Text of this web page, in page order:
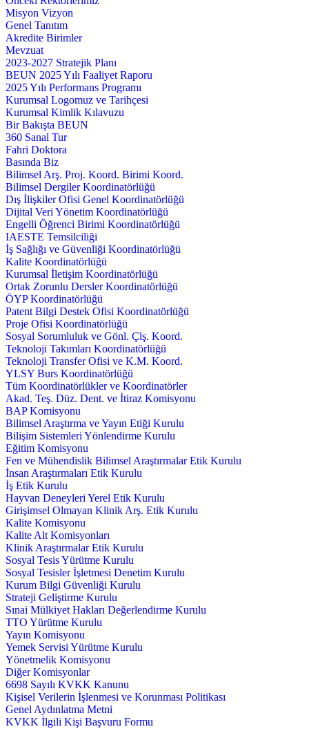
Misyon Vizyon
Genel Tanıtım
Akredite Birimler
Mevzuat
2023-2027 Stratejik Planı
BEUN 2025 Yılı Faaliyet Raporu
2025 Yılı Performans Programı
Kurumsal Logomuz ve Tarihçesi
Kurumsal Kimlik Kılavuzu
Bir Bakışta BEUN
360 Sanal Tur
Fahri Doktora
Basında Biz
Bilimsel Arş. Proj. Koord. Birimi Koord.
Bilimsel Dergiler Koordinatörlüğü
Dış İlişkiler Ofisi Genel Koordinatörlüğü
Dijital Veri Yönetim Koordinatörlüğü
Engelli Öğrenci Birimi Koordinatörlüğü
IAESTE Temsilciliği
İş Sağlığı ve Güvenliği Koordinatörlüğü
Kalite Koordinatörlüğü
Kurumsal İletişim Koordinatörlüğü
Ortak Zorunlu Dersler Koordinatörlüğü
ÖYP Koordinatörlüğü
Patent Bilgi Destek Ofisi Koordinatörlüğü
Proje Ofisi Koordinatörlüğü
Sosyal Sorumluluk ve Gönl. Çlş. Koord.
Teknoloji Takımları Koordinatörlüğü
Teknoloji Transfer Ofisi ve K.M. Koord.
YLSY Burs Koordinatörlüğü
Tüm Koordinatörlükler ve Koordinatörler
Akad. Teş. Düz. Dent. ve İtiraz Komisyonu
BAP Komisyonu
Bilimsel Araştırma ve Yayın Etiği Kurulu
Bilişim Sistemleri Yönlendirme Kurulu
Eğitim Komisyonu
Fen ve Mühendislik Bilimsel Araştırmalar Etik Kurulu
İnsan Araştırmaları Etik Kurulu
İş Etik Kurulu
Hayvan Deneyleri Yerel Etik Kurulu
Girişimsel Olmayan Klinik Arş. Etik Kurulu
Kalite Komisyonu
Kalite Alt Komisyonları
Klinik Araştırmalar Etik Kurulu
Sosyal Tesis Yürütme Kurulu
Sosyal Tesisler İşletmesi Denetim Kurulu
Kurum Bilgi Güvenliği Kurulu
Strateji Geliştirme Kurulu
Sınai Mülkiyet Hakları Değerlendirme Kurulu
TTO Yürütme Kurulu
Yayın Komisyonu
Yemek Servisi Yürütme Kurulu
Yönetmelik Komisyonu
Diğer Komisyonlar
6698 Sayılı KVKK Kanunu
Kişisel Verilerin İşlenmesi ve Korunması Politikası
Genel Aydınlatma Metni
KVKK İlgili Kişi Başvuru Formu